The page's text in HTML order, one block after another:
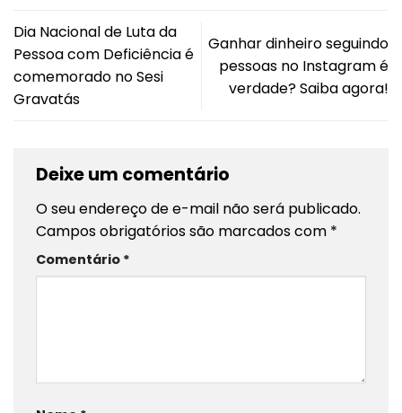
Dia Nacional de Luta da
Pessoa com Deficiência é
comemorado no Sesi
Gravatás
Ganhar dinheiro seguindo
pessoas no Instagram é
verdade? Saiba agora!
Deixe um comentário
O seu endereço de e-mail não será publicado.
Campos obrigatórios são marcados com *
Comentário *